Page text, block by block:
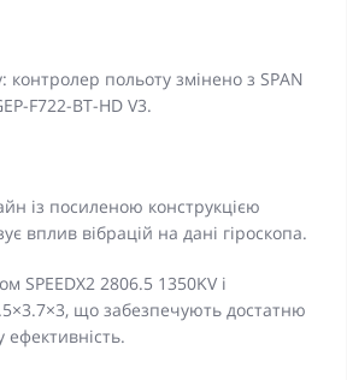
контролер польоту змінено з SPAN
F722-BT-HD V3.
із посиленою конструкцією
вплив вібрацій на дані гіроскопа.
SPEEDX2 2806.5 1350KV і
що забезпечують достатню
ефективність.